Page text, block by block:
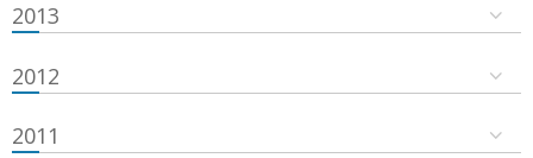
2013
2012
2011